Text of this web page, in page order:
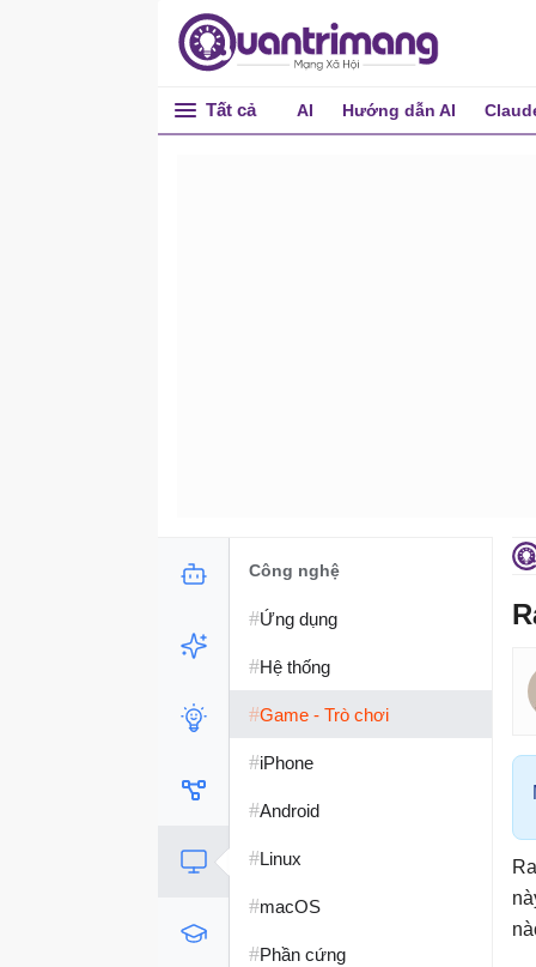
Tất cả AI Hướng dẫn AI
Công nghệ
#Ứng dụng
#Hệ thống
#Game - Trò chơi
#iPhone
#Android
#Linux
#macOS
#Phần cứng